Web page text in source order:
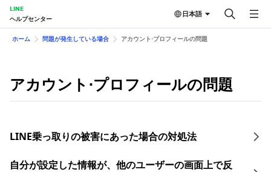
LINE
ヘルプセンター
日本語
ホーム 問題が発生している場合 アカウント⋅プロフィールの問題
アカウント⋅プロフィールの問題
LINE乗っ取りの​被害に​あった​場合の​対処法
自分が設定した情報が、他のユーザーの画面上で反